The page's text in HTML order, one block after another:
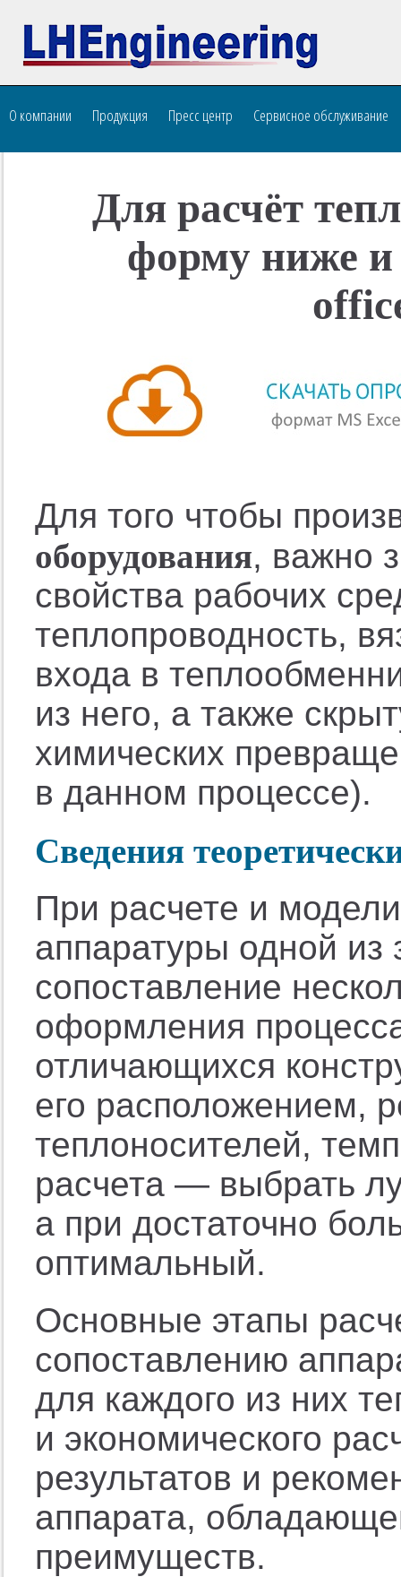
О компании Продукция Пресс центр Сервисное обслуживание
Для расчёт
форму ниже
Для того чтобы
оборудования, важно
свойства рабочих
теплопроводность,
входа в
из него, а также
химических
в данном процессе).
Сведения
При расчете и
аппаратуры одной из
сопоставление
оформления
отличающихся
его расположением,
теплоносителей,
расчета — выбрать
а при достаточно
оптимальный.
Основные этапы
сопоставлению
для каждого из них
и экономического
результатов и
аппарата,
преимуществ.